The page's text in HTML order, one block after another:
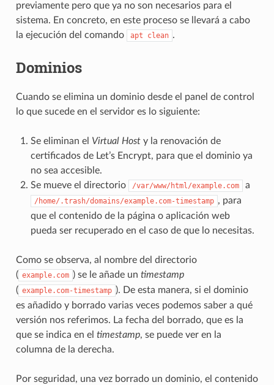
previamente pero que ya no son necesarios para el
sistema. En concreto, en este proceso se llevará a cabo
la ejecución del comando
apt clean .
Dominios
Cuando se elimina un dominio desde el panel de control
lo que sucede en el servidor es lo siguiente:
Se eliminan el Virtual Hosty la renovación de
certificados de Let’s Encrypt, para que el dominio ya
no sea accesible.
Se mueve el directorio
/var/www/html/example.com a
/home/.trash/domains/example.com-timestamp , para
que el contenido de la página o aplicación web
pueda ser recuperado en el caso de que lo necesitas.
Como se observa, al nombre del directorio
( example.com ) se le añade un timestamp
( example.com-timestamp ). De esta manera, si el dominio
es añadido y borrado varias veces podemos saber a qué
versión nos referimos. La fecha del borrado, que es la
que se indica en el timestamp, se puede ver en la
columna de la derecha.
Por seguridad, una vez borrado un dominio, el contenido